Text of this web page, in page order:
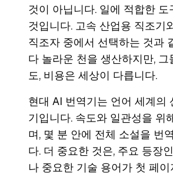
것이 아닙니다. 일에 적합한 도
것입니다. 고속 산업용 직조기
직조자 중에서 선택하는 것과
다 놀라운 천을 생산하지만, 그
도, 비용은 세상이 다릅니다.
현대 AI 번역기는 언어 세계의
기입니다. 속도와 일관성을 위
며, 몇 분 안에 전체 소설을 번
다. 더 중요한 것은, 주요 등장
나 중요한 기술 용어가 첫 페이